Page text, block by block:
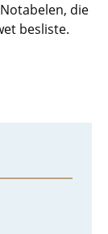
die
besliste.